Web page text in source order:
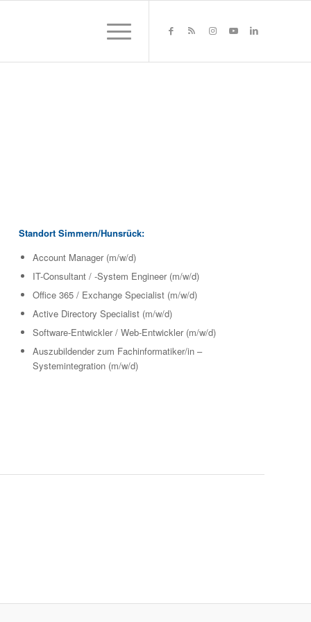
Standort Simmern/Hunsrück:
Account Manager (m/w/d)
IT-Consultant / -System Engineer (m/w/d)
Office 365 / Exchange Specialist (m/w/d)
Active Directory Specialist (m/w/d)
Software-Entwickler / Web-Entwickler (m/w/d)
Auszubildender zum Fachinformatiker/in –
Systemintegration (m/w/d)